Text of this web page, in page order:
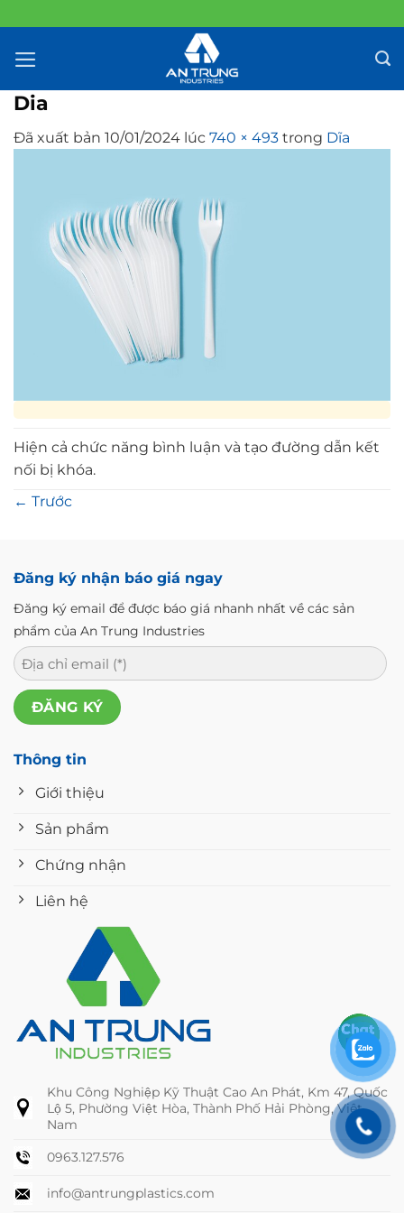
đến
nội
Dia
Đã xuất bản 10/01/2024 lúc 740 × 493 trong Dĩa
Hiện cả chức năng bình luận và tạo đường dẫn kết
nối bị khóa.
← Trước
Đăng ký nhận báo giá ngay
Đăng ký email để được báo giá nhanh nhất về các sản
phẩm của An Trung Industries
Thông tin
Giới thiệu
Sản phẩm
Chứng nhận
Liên hệ
Khu Công Nghiệp Kỹ Thuật Cao An Phát, Km 47, Quốc
Lộ 5, Phường Việt Hòa, Thành Phố Hải Phòng, Việt
Nam
0963.127.576
info@antrungplastics.com